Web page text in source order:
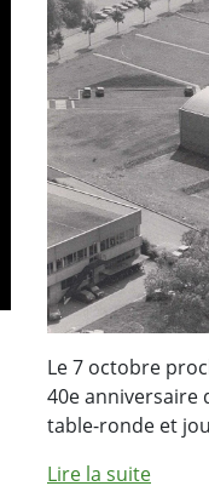
Le 7 octobre
40e anniversaire
table-ronde et
Lire la suite